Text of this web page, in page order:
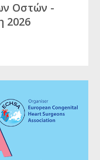
Οστών -
2026